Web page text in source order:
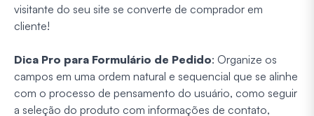
visitante do seu site se converte de comprador em
cliente!
Dica Pro para Formulário de Pedido: Organize os
campos em uma ordem natural e sequencial que se alinhe
com o processo de pensamento do usuário, como seguir
a seleção do produto com informações de contato,